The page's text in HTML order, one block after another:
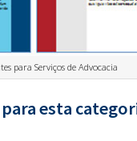
para Serviços de Advocacia
esta